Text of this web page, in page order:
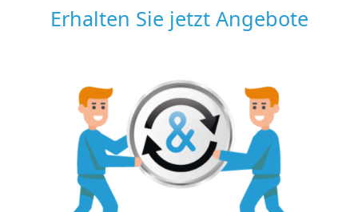
Erhalten Sie jetzt Angebote